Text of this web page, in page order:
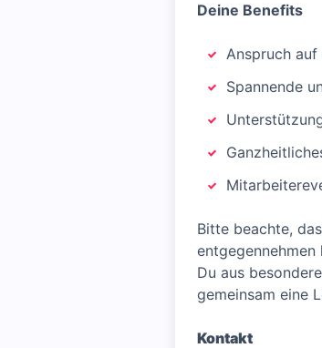
Deine Benefits
Anspruch
Spannende
Bitte beachte,
Du aus
gemeinsam eine
Kontakt